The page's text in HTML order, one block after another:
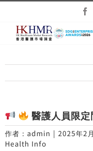
Skip
content
醫護人員限定
作者： admin | 2025年2
Health Info